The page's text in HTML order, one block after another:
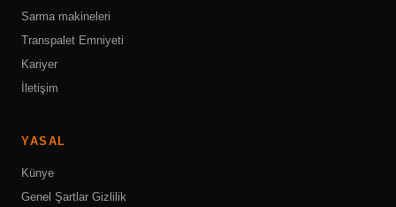
Sarma makineleri
Transpalet Emniyeti
Kariyer
İletişim
YASAL
Künye
Genel Şartlar Gizlilik